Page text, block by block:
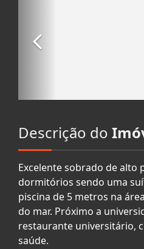
Descrição do
Excelente sobrado de alto
dormitórios sendo uma
piscina de 5 metros na
do mar. Próximo a
restaurante universitário,
saúde.